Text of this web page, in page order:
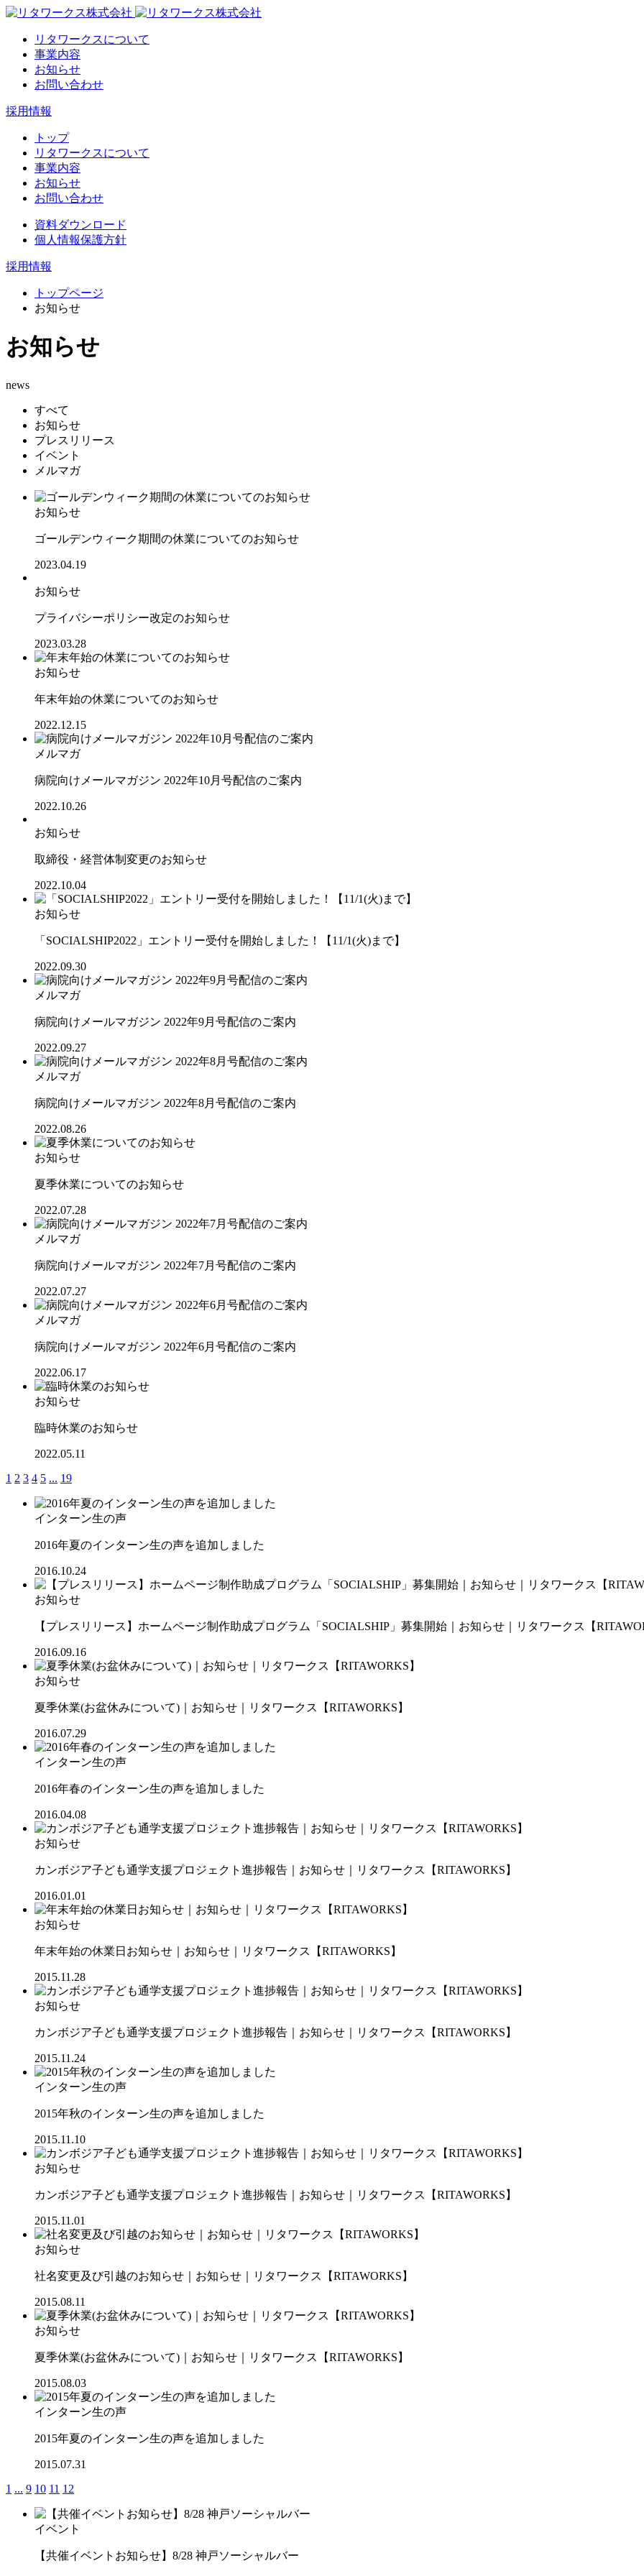
リタワークスについて
事業内容
お知らせ
お問い合わせ
採用情報
トップ
リタワークスについて
事業内容
お知らせ
お問い合わせ
資料ダウンロード
個人情報保護方針
採用情報
トップページ
お知らせ
お知らせ
news
すべて
お知らせ
プレスリリース
イベント
メルマガ
お知らせ
ゴールデンウィーク期間の休業についてのお知らせ
2023.04.19
お知らせ
プライバシーポリシー改定のお知らせ
2023.03.28
お知らせ
年末年始の休業についてのお知らせ
2022.12.15
メルマガ
病院向けメールマガジン 2022年10月号配信のご案内
2022.10.26
お知らせ
取締役・経営体制変更のお知らせ
2022.10.04
お知らせ
「SOCIALSHIP2022」エントリー受付を開始しました！【11/1(火)まで】
2022.09.30
メルマガ
病院向けメールマガジン 2022年9月号配信のご案内
2022.09.27
メルマガ
病院向けメールマガジン 2022年8月号配信のご案内
2022.08.26
お知らせ
夏季休業についてのお知らせ
2022.07.28
メルマガ
病院向けメールマガジン 2022年7月号配信のご案内
2022.07.27
メルマガ
病院向けメールマガジン 2022年6月号配信のご案内
2022.06.17
お知らせ
臨時休業のお知らせ
2022.05.11
1 2 3 4 5 ... 19
インターン生の声
2016年夏のインターン生の声を追加しました
2016.10.24
お知らせ
【プレスリリース】ホームページ制作助成プログラム「SOCIALSHIP」募集開始｜お知らせ｜リタワークス【
2016.09.16
お知らせ
夏季休業(お盆休みについて)｜お知らせ｜リタワークス【RITAWORKS】
2016.07.29
インターン生の声
2016年春のインターン生の声を追加しました
2016.04.08
お知らせ
カンボジア子ども通学支援プロジェクト進捗報告｜お知らせ｜リタワークス【RITAWORKS】
2016.01.01
お知らせ
年末年始の休業日お知らせ｜お知らせ｜リタワークス【RITAWORKS】
2015.11.28
お知らせ
カンボジア子ども通学支援プロジェクト進捗報告｜お知らせ｜リタワークス【RITAWORKS】
2015.11.24
インターン生の声
2015年秋のインターン生の声を追加しました
2015.11.10
お知らせ
カンボジア子ども通学支援プロジェクト進捗報告｜お知らせ｜リタワークス【RITAWORKS】
2015.11.01
お知らせ
社名変更及び引越のお知らせ｜お知らせ｜リタワークス【RITAWORKS】
2015.08.11
お知らせ
夏季休業(お盆休みについて)｜お知らせ｜リタワークス【RITAWORKS】
2015.08.03
インターン生の声
2015年夏のインターン生の声を追加しました
2015.07.31
1 ... 9 10 11 12
イベント
【共催イベントお知らせ】8/28 神戸ソーシャルバー